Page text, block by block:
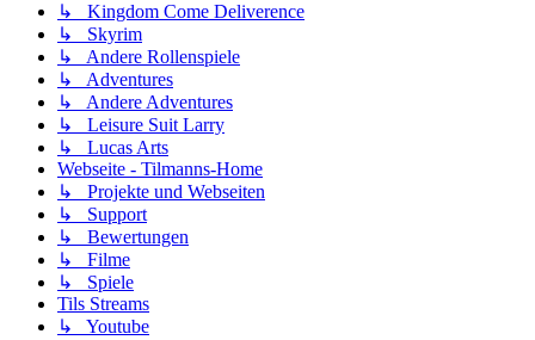
↳ Kingdom Come Deliverence
↳ Skyrim
↳ Andere Rollenspiele
↳ Adventures
↳ Andere Adventures
↳ Leisure Suit Larry
↳ Lucas Arts
Webseite - Tilmanns-Home
↳ Projekte und Webseiten
↳ Support
↳ Bewertungen
↳ Filme
↳ Spiele
Tils Streams
↳ Youtube